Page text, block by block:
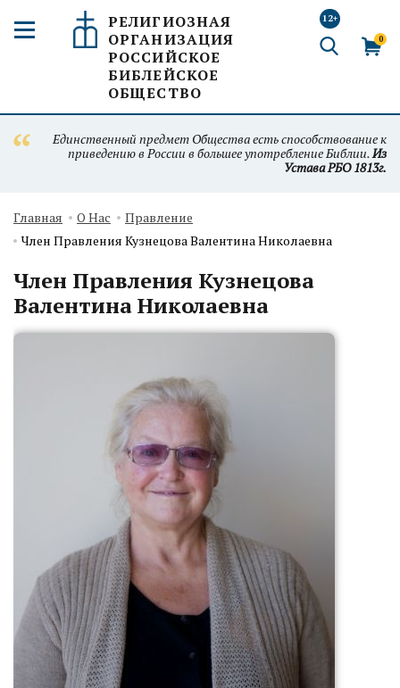
РЕЛИГИОЗНАЯ
ОРГАНИЗАЦИЯ
РОССИЙСКОЕ
БИБЛЕЙСКОЕ
ОБЩЕСТВО
12+
0
Единственный предмет Общества есть способствование к
приведению в России в большее употребление Библии.Из
Устава РБО 1813г.
Главная О Нас
Правление
Член Правления Кузнецова Валентина Николаевна
Член Правления Кузнецова
Валентина Николаевна